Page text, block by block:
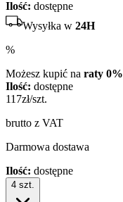
Ilość: dostępne
Wysyłka w 24H
%
Możesz kupić na raty 0%
Ilość: dostępne
117zł/szt.
brutto z VAT
Darmowa dostawa
Ilość: dostępne
4 szt.